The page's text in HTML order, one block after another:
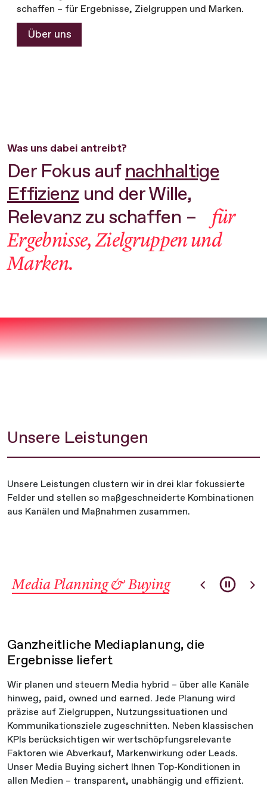
schaffen – für Ergebnisse, Zielgruppen und Marken.
Über uns
Was uns dabei antreibt?
Der Fokus auf nachhaltige
Effizienz und der Wille,
Relevanz zu schaffen – für
Ergebnisse, Zielgruppen und
Marken.
Unsere Leistungen
Unsere Leistungen clustern wir in drei klar fokussierte
Felder und stellen so maßgeschneiderte Kombinationen
aus Kanälen und Maßnahmen zusammen.
Media Planning & Buying
Media Consulting
Strategische Kommunikationsberatung
für nachhaltige Wirkung
Erfolgreiche Kommunikation beginnt mit der richtigen
Strategie. Wir beraten unabhängig und auf
Management-Level – mit einem tiefem Verständnis für
Märkte, Marken und Zielgruppen. Dabei verbinden wir
analytische Tiefe mit praktischer Erfahrung und
entwickeln Strategien, die Wirkung entfalten und
Budgets nachhaltig effizient machen. Transparent,
unabhängig und immer mit Ihren Zielen im Mittelpunkt.
Media Planning & Buying
Ganzheitliche Mediaplanung, die
Ergebnisse liefert
Wir planen und steuern Media hybrid – über alle Kanäle
hinweg, paid, owned und earned. Jede Planung wird
präzise auf Zielgruppen, Nutzungssituationen und
Kommunikationsziele zugeschnitten. Neben klassischen
KPIs berücksichtigen wir wertschöpfungsrelevante
Faktoren wie Abverkauf, Markenwirkung oder Leads.
Unser Media Buying sichert Ihnen Top-Konditionen in
allen Medien – transparent, unabhängig und effizient.
Media Creation
Kreative Medienformate, die
Aufmerksamkeit gewinnen
Menschen begegnen täglich unzähligen
Werbebotschaften – doch nur wenige bleiben im
Gedächtnis. Standardisierte Formate und
austauschbare Inhalte führen dazu, dass Marken
zunehmend an Aufmerksamkeit verlieren. Wir entwickeln
kreative Konzepte, die auffallen und wirken. Von
interaktiven HTML5-Formaten über innovative (3D)OOH-
Kreationen bis hin zu spielerischen Gamification Ads: